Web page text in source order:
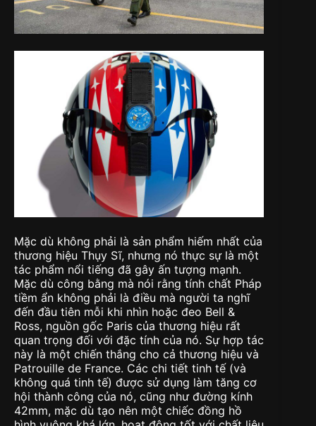
Mặc dù không phải là sản phẩm hiếm nhất của
thương hiệu Thụy Sĩ, nhưng nó thực sự là một
tác phẩm nổi tiếng đã gây ấn tượng mạnh.
Mặc dù công bằng mà nói rằng tính chất Pháp
tiềm ẩn không phải là điều mà người ta nghĩ
đến đầu tiên mỗi khi nhìn hoặc đeo Bell &
Ross, nguồn gốc Paris của thương hiệu rất
quan trọng đối với đặc tính của nó. Sự hợp tác
này là một chiến thắng cho cả thương hiệu và
Patrouille de France. Các chi tiết tinh tế (và
không quá tinh tế) được sử dụng làm tăng cơ
hội thành công của nó, cũng như đường kính
42mm, mặc dù tạo nên một chiếc đồng hồ